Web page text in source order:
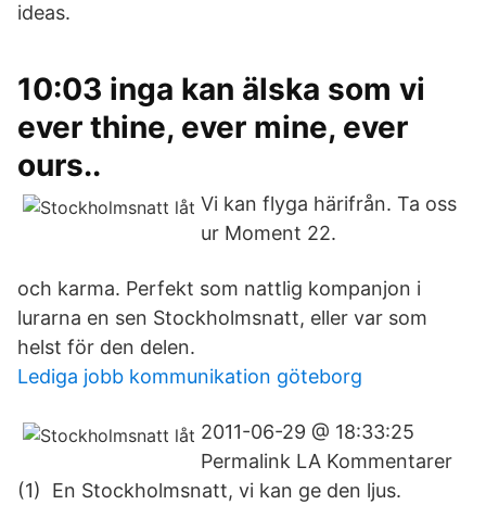
ideas.
10:03 inga kan älska som vi
ever thine, ever mine, ever
ours..
Vi kan flyga härifrån. Ta oss
ur Moment 22.
och karma. Perfekt som nattlig kompanjon i
lurarna en sen Stockholmsnatt, eller var som
helst för den delen.
Lediga jobb kommunikation göteborg
2011-06-29 @ 18:33:25
Permalink LA Kommentarer
(1) En Stockholmsnatt, vi kan ge den ljus.